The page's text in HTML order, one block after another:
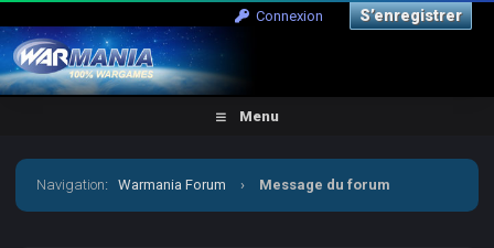
Connexion S’enregistrer
Menu
Navigation:Warmania Forum › Message du forum